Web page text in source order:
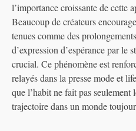
l’importance croissante de cette
Beaucoup de créateurs
tenues comme des
d’expression d’espérance par le
crucial. Ce phénomène est
relayés dans la presse mode et
que l’habit ne fait pas seulement
trajectoire dans un monde